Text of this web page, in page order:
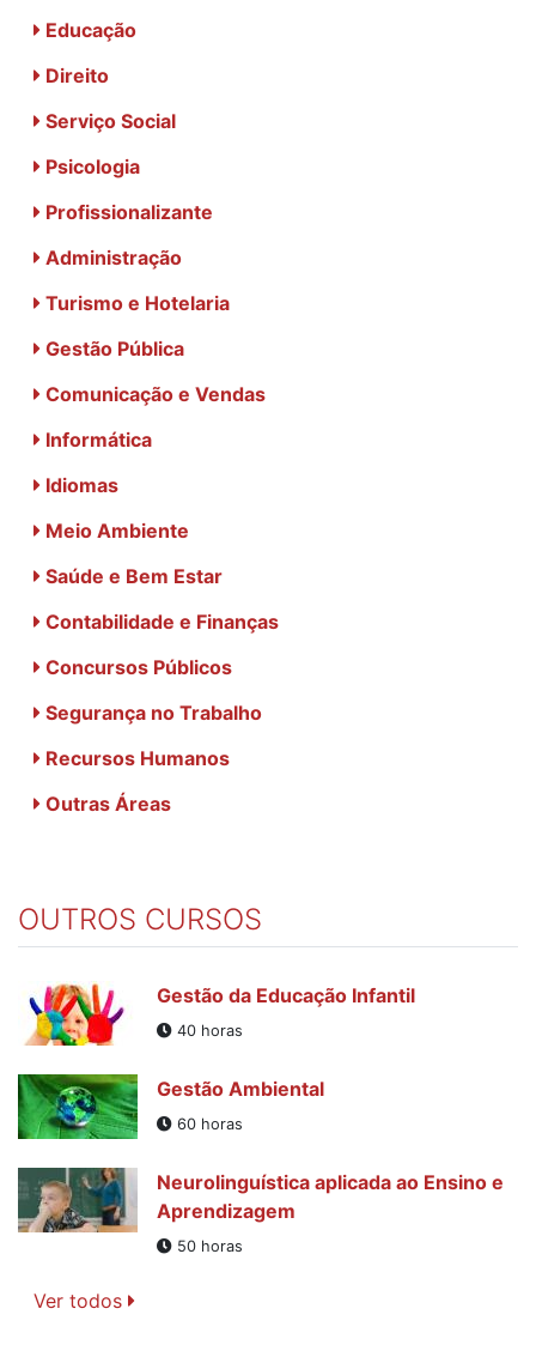
Educação
Direito
Serviço Social
Psicologia
Profissionalizante
Administração
Turismo e Hotelaria
Gestão Pública
Comunicação e Vendas
Informática
Idiomas
Meio Ambiente
Saúde e Bem Estar
Contabilidade e Finanças
Concursos Públicos
Segurança no Trabalho
Recursos Humanos
Outras Áreas
OUTROS CURSOS
Gestão da Educação Infantil
40 horas
Gestão Ambiental
60 horas
Neurolinguística aplicada ao Ensino e
Aprendizagem
50 horas
Ver todos